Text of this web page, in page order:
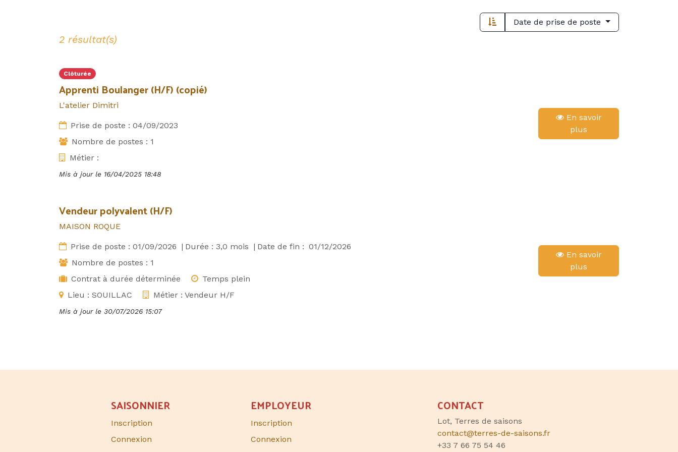
Date de prise de poste
2 résultat(s)
Clôturée
Apprenti Boulanger (H/F) (copié)
L'atelier Dimitri
Prise de poste : 04/09/2023
Nombre de postes : 1
Métier :
Mis à jour le 16/04/2025 18:48
En savoir
plus
Vendeur polyvalent (H/F)
MAISON ROQUE
Prise de poste : 01/09/2026 | Durée : 3,0 mois | Date de fin : 01/12/2026
Nombre de postes : 1
Contrat à durée déterminée
Temps plein
Lieu : SOUILLAC Métier : Vendeur H/F
Mis à jour le 30/07/2026 15:07
En savoir
plus
CONTACT
Lot, Terres de saisons
contact@terres-de-saisons.fr
+33 7 66 75 54 46
EMPLOYEUR
Inscription
Connexion
SAISONNIER​
Inscription
Connexion